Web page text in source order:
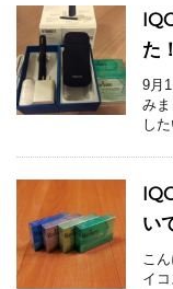
た！
9月
み
し
い
こ
イ